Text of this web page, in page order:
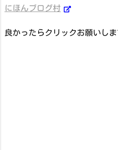
にほんブログ村
良かったらクリックお願いし